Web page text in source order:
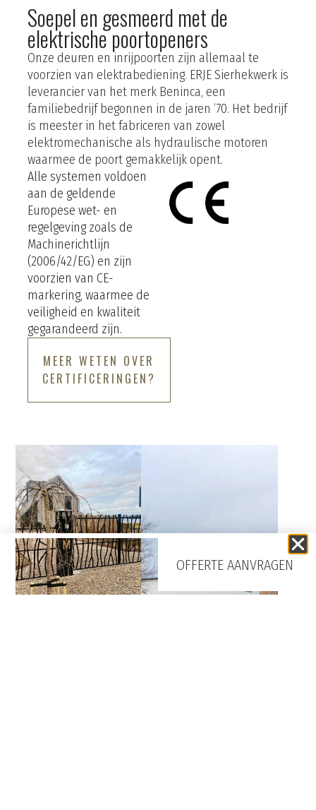
Soepel en gesmeerd met de
elektrische poortopeners
Onze deuren en inrijpoorten zijn allemaal te
voorzien van elektrabediening. ERJE Sierhekwerk is
leverancier van het merk Beninca, een
familiebedrijf begonnen in de jaren ’70. Het bedrijf
is meester in het fabriceren van zowel
elektromechanische als hydraulische motoren
waarmee de poort gemakkelijk opent.
Alle systemen voldoen
aan de geldende
Europese wet- en
regelgeving zoals de
Machinerichtlijn
(2006/42/EG) en zijn
voorzien van CE-
markering, waarmee de
veiligheid en kwaliteit
gegarandeerd zijn.
MEER WETEN OVER
CERTIFICERINGEN?
OFFERTE AANVRAGEN